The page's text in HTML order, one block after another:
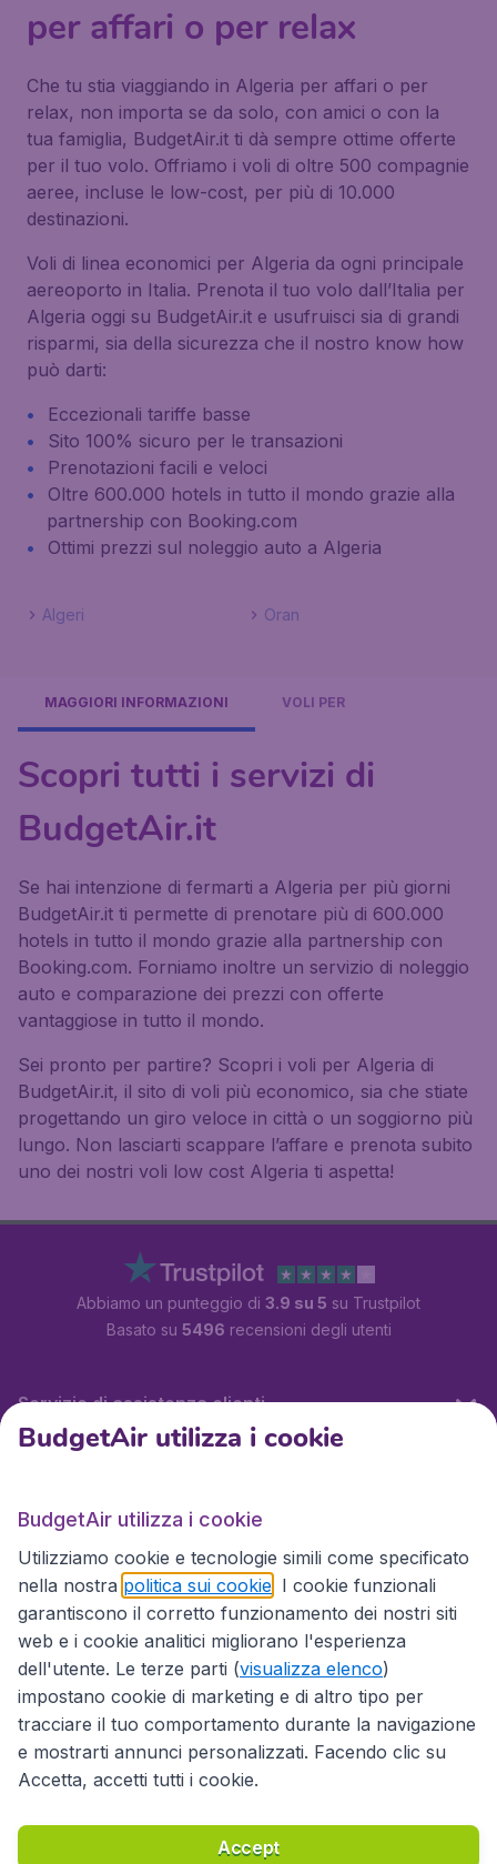
per affari o per relax
Che tu stia viaggiando in Algeria per affari o per
relax, non importa se da solo, con amici o con la
tua famiglia, BudgetAir.it ti dà sempre ottime offerte
per il tuo volo. Offriamo i voli di oltre 500 compagnie
aeree, incluse le low-cost, per più di 10.000
destinazioni.
Voli di linea economici per Algeria da ogni principale
aereoporto in Italia. Prenota il tuo volo dall’Italia per
Algeria oggi su BudgetAir.it e usufruisci sia di grandi
risparmi, sia della sicurezza che il nostro know how
può darti:
Eccezionali tariffe basse
Sito 100% sicuro per le transazioni
Prenotazioni facili e veloci
Oltre 600.000 hotels in tutto il mondo grazie alla
partnership con Booking.com
Ottimi prezzi sul noleggio auto a Algeria
Algeri Oran
MAGGIORI INFORMAZIONI VOLI PER
Scopri tutti i servizi di
BudgetAir.it
Se hai intenzione di fermarti a Algeria per più giorni
BudgetAir.it ti permette di prenotare più di 600.000
hotels in tutto il mondo grazie alla partnership con
Booking.com. Forniamo inoltre un servizio di noleggio
auto e comparazione dei prezzi con offerte
vantaggiose in tutto il mondo.
Sei pronto per partire? Scopri i voli per Algeria di
BudgetAir.it, il sito di voli più economico, sia che stiate
progettando un giro veloce in città o un soggiorno più
lungo. Non lasciarti scappare l’affare e prenota subito
uno dei nostri voli low cost Algeria ti aspetta!
Abbiamo un punteggio di 3.9 su 5 su Trustpilot
Basato su 5496 recensioni degli utenti
Servizio di assistenza clienti
Siti internazionali
Esonero di responsabilità
BudgetAir utilizza i cookie
BudgetAir utilizza i cookie
Utilizziamo cookie e tecnologie simili come specificato
nella nostra politica sui cookie . I cookie funzionali
garantiscono il corretto funzionamento dei nostri siti
web e i cookie analitici migliorano l'esperienza
dell'utente. Le terze parti (visualizza elenco)
impostano cookie di marketing e di altro tipo per
tracciare il tuo comportamento durante la navigazione
e mostrarti annunci personalizzati. Facendo clic su
Accetta, accetti tutti i cookie.
Accept